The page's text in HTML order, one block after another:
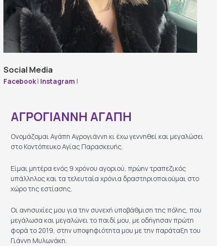
Social Media
Facebook| Instagram |
ΑΓΡΟΓΙΑΝΝΗ ΑΓΑΠΗ
Ονομάζομαι Αγάπη Αγρογιάννη κι έχω γεννηθεί και μεγαλώσει
στο Κοντόπευκο Αγίας Παρασκευής.
Είμαι μητέρα ενός 9 χρόνου αγοριού, πρώην τραπεζικός
υπάλληλος και τα τελευταία χρόνια δραστηριοποιούμαι στο
χώρο της εστίασης.
Οι ανησυχίες μου για την συνεχή υποβάθμιση της πόλης, που
μεγάλωσα και μεγαλώνει το παιδί μου, με οδήγησαν πρώτη
φορά το 2019, στην υποψηφιότητα μου με την παράταξη του
Γιάννη Μυλωνάκη.